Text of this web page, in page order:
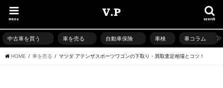
search
menu
中古車を買う 車を売る 自動車保険 車検 車コラム
HOME 車を売る マツダ アテンザスポーツワゴンの下取り・買取査定相場とコツ！